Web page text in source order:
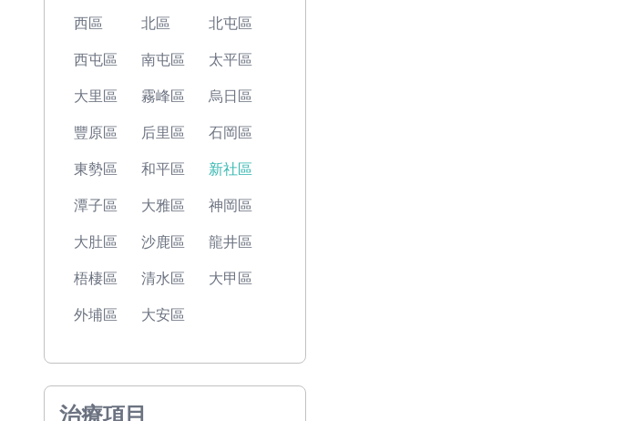
西區 北區 北屯區
西屯區 南屯區 太平區
大里區 霧峰區 烏日區
豐原區 后里區 石岡區
東勢區 和平區 新社區
潭子區 大雅區 神岡區
大肚區 沙鹿區 龍井區
梧棲區 清水區 大甲區
外埔區 大安區
治療項目